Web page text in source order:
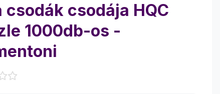
csodák csodája HQC
1000db-os -